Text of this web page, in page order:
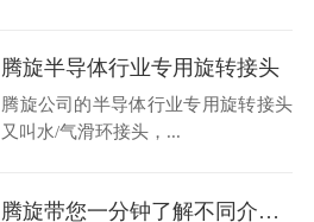
腾旋半导体行业专用旋转接头
腾旋公司的半导体行业专用旋转接头
又叫水/气滑环接头，...
腾旋带您一分钟了解不同介质高温旋转接头